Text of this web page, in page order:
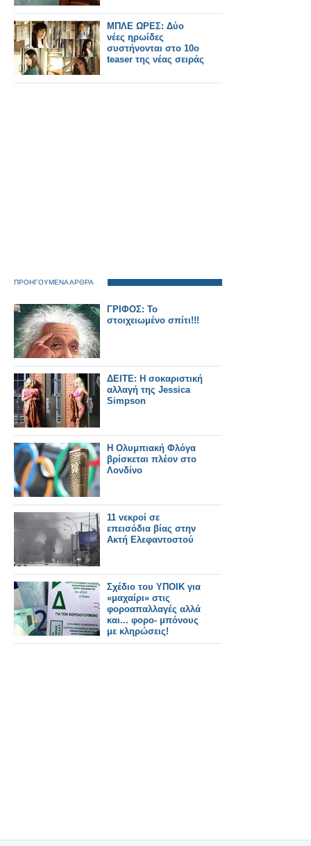
ΜΠΛΕ ΩΡΕΣ: Δύο
νέες ηρωίδες
συστήνονται στο 10ο
teaser της νέας σειράς
ΠΡΟΗΓΟΥΜΕΝΑ ΑΡΘΡΑ
ΓΡΙΦΟΣ: Το
στοιχειωμένο σπίτι!!!
ΔΕΙΤΕ: Η σοκαριστική
αλλαγή της Jessica
Simpson
Η Ολυμπιακή Φλόγα
βρίσκεται πλέον στο
Λονδίνο
11 νεκροί σε
επεισόδια βίας στην
Ακτή Ελεφαντοστού
Σχέδιο του ΥΠΟΙΚ για
«μαχαίρι» στις
φοροαπαλλαγές αλλά
και... φορο- μπόνους
με κληρώσεις!